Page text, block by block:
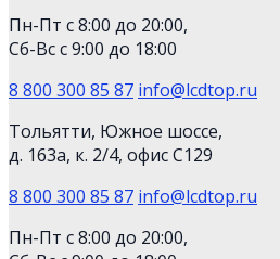
Пн-Пт с 8:00 до 20:00,
Сб-Вс с 9:00 до 18:00
8 800 300 85 87 info@lcdtop.ru
Тольятти, Южное шоссе,
д. 163а, к. 2/4, офис С129
8 800 300 85 87 info@lcdtop.ru
Пн-Пт с 8:00 до 20:00,